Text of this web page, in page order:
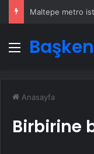
Menü
Anasayfa
Birbirine